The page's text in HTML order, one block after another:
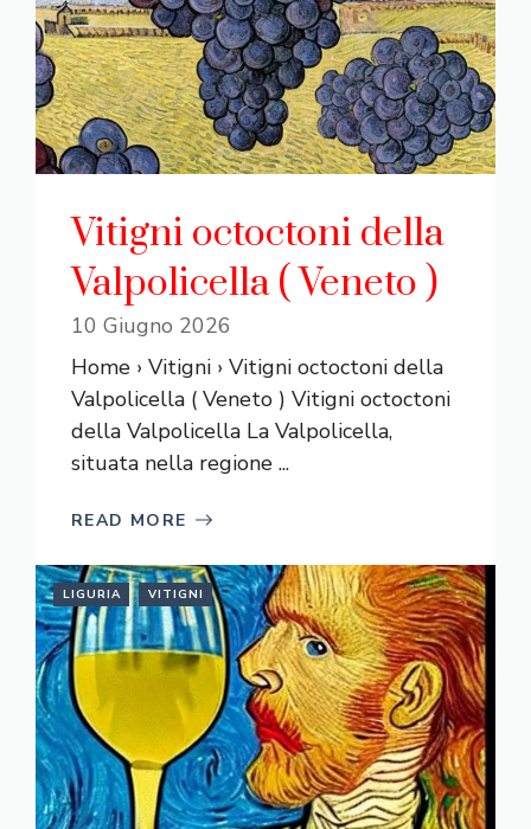
Vitigni octoctoni della
Valpolicella ( Veneto )
10 Giugno 2026
Home › Vitigni › Vitigni octoctoni della
Valpolicella ( Veneto ) Vitigni octoctoni
della Valpolicella La Valpolicella,
situata nella regione ...
READ MORE
LIGURIA VITIGNI